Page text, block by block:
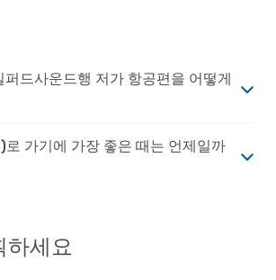
드사운드행 저가 항공편을 어떻게
로 가기에 가장 좋은 때는 언제일까
하세요